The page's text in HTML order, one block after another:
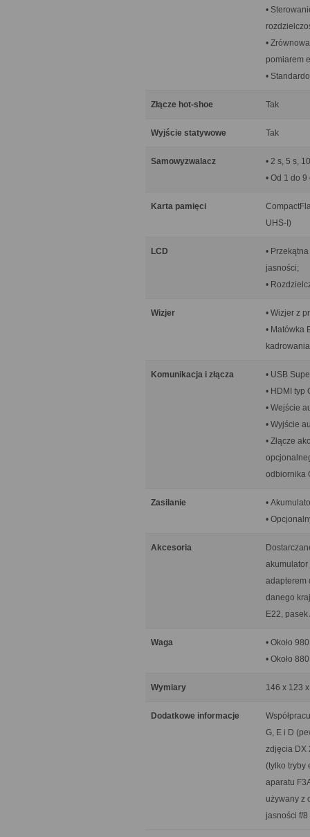
•
•
pomiarem
•
Złącze hot-shoe Tak
Wyjście statywowe Tak
Samowyzwalacz
• 2 s, 5 s,
• Od 1 do
Karta pamięci
UHS-I)
LCD
•
jasności;
•
Wizjer
• Wizjer z
• Matówka
Komunikacja i złącza
• USB
• HDMI typ
• Wejście
• Wyjście
• Złącze
odbiornika
Zasilanie
•
•
Akcesoria
akumulator
adapterem
danego
E22,
Waga
• Około
• Około
Wymiary 146 x 123
Dodatkowe informacje
G, E i D
zdjęcia DX
(tylko tryby
aparatu
używany z
jasności f/